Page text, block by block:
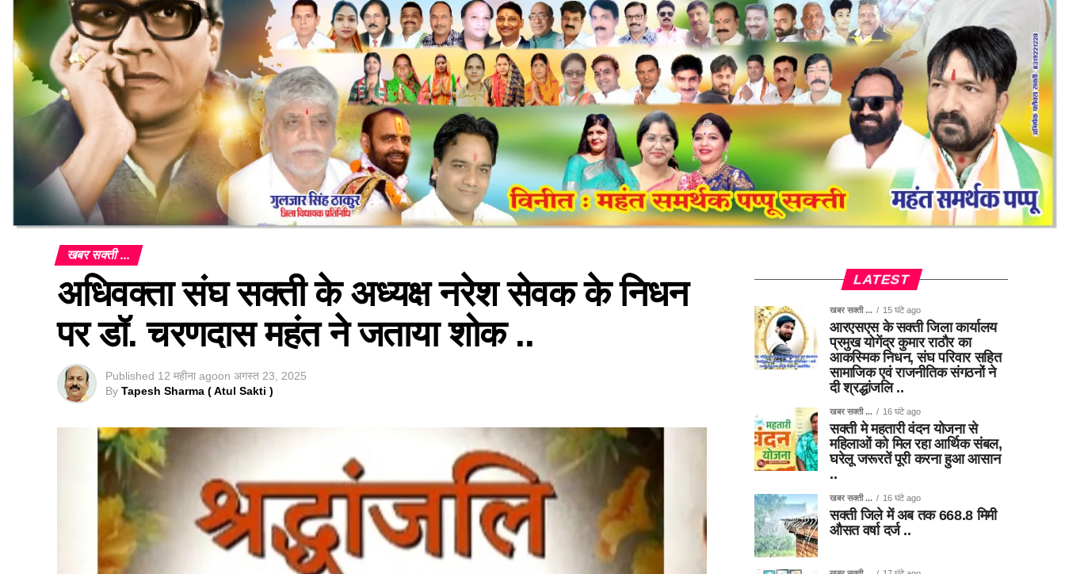
खबर सक्ती ...
अधिवक्ता संघ सक्ती के अध्यक्ष नरेश सेवक के निधन
पर डॉ. चरणदास महंत ने जताया शोक ..
Published 12 महीना agoon अगस्त 23, 2025
By Tapesh Sharma ( Atul Sakti )
LATEST
खबर सक्ती ... 15 घंटे ago
आरएसएस के सक्ती जिला कार्यालय
प्रमुख योगेंद्र कुमार राठौर का
आकस्मिक निधन, संघ परिवार सहित
सामाजिक एवं राजनीतिक संगठनों ने
दी श्रद्धांजलि ..
खबर सक्ती ... 16 घंटे ago
सक्ती मे महतारी वंदन योजना से
महिलाओं को मिल रहा आर्थिक संबल,
घरेलू जरूरतें पूरी करना हुआ आसान
..
खबर सक्ती ... 16 घंटे ago
सक्ती जिले में अब तक 668.8 मिमी
औसत वर्षा दर्ज ..